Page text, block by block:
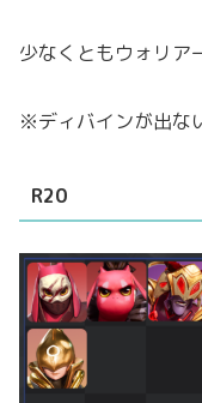
少なくともウォリア
※ディバインが出な
R20